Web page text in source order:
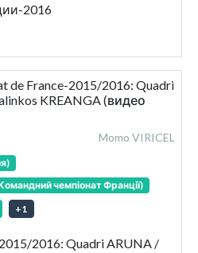
2016
de France-2015/2016: Quadri
KREANGA (видео
Momo VIRICEL
чемпіонат Франції)
+1
2016: Quadri ARUNA /